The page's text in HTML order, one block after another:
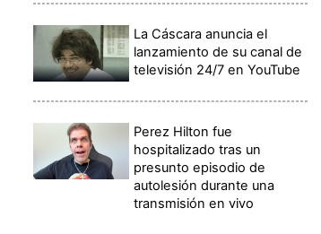
La Cáscara anuncia el
lanzamiento de su canal de
televisión 24/7 en YouTube
Perez Hilton fue
hospitalizado tras un
presunto episodio de
autolesión durante una
transmisión en vivo